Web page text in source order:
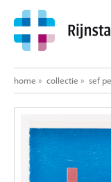
home
alle werken
alle kunstenaars
home » collectie » sef